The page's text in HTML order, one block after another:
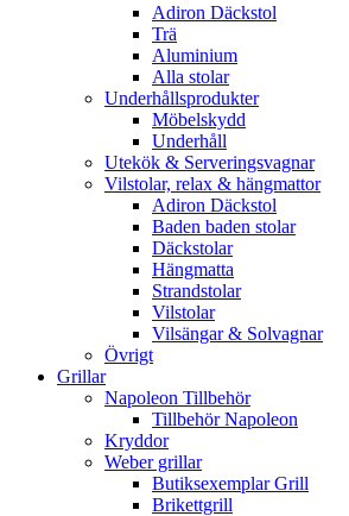
Adiron Däckstol
Trä
Aluminium
Alla stolar
Underhållsprodukter
Möbelskydd
Underhåll
Utekök & Serveringsvagnar
Vilstolar, relax & hängmattor
Adiron Däckstol
Baden baden stolar
Däckstolar
Hängmatta
Strandstolar
Vilstolar
Vilsängar & Solvagnar
Övrigt
Grillar
Napoleon Tillbehör
Tillbehör Napoleon
Kryddor
Weber grillar
Butiksexemplar Grill
Brikettgrill